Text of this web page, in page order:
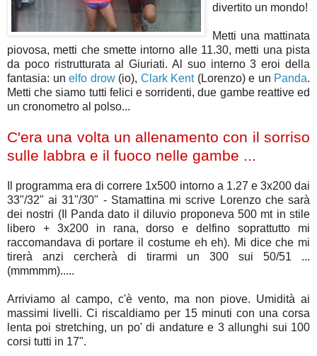
divertito un mondo!
Metti una mattinata
piovosa, metti che smette intorno alle 11.30, metti una pista
da poco ristrutturata al Giuriati. Al suo interno 3 eroi della
fantasia: un elfo drow(io), Clark Kent(Lorenzo) e un Panda.
Metti che siamo tutti felici e sorridenti, due gambe reattive ed
un cronometro al polso...
C'era una volta un allenamento con il sorriso
sulle labbra e il fuoco nelle gambe ...
Il programma era di correre 1x500 intorno a 1.27 e 3x200 dai
33"/32" ai 31"/30" - Stamattina mi scrive Lorenzo che sarà
dei nostri (Il Panda dato il diluvio proponeva 500 mt in stile
libero + 3x200 in rana, dorso e delfino soprattutto mi
raccomandava di portare il costume eh eh). Mi dice che mi
tirerà anzi cercherà di tirarmi un 300 sui 50/51 ...
(mmmmm).....
Arriviamo al campo, c'è vento, ma non piove. Umidità ai
massimi livelli. Ci riscaldiamo per 15 minuti con una corsa
lenta poi stretching, un po' di andature e 3 allunghi sui 100
corsi tutti in 17".